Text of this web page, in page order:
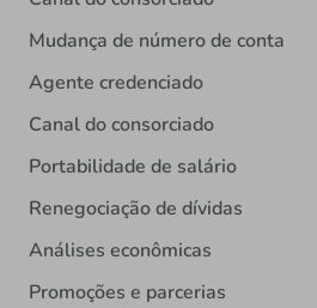
Mudança de número de conta
Agente credenciado
Canal do consorciado
Portabilidade de salário
Renegociação de dívidas
Análises econômicas
Promoções e parcerias